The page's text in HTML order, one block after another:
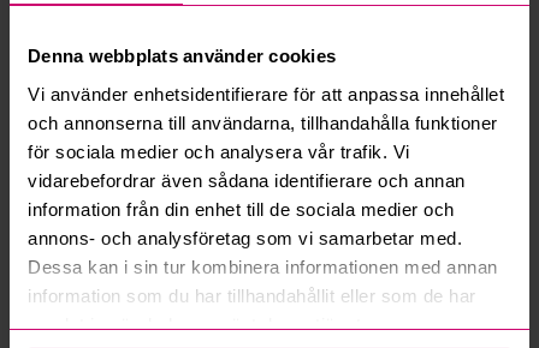
Denna webbplats använder cookies
Vi använder enhetsidentifierare för att anpassa innehållet
och annonserna till användarna, tillhandahålla funktioner
för sociala medier och analysera vår trafik. Vi
vidarebefordrar även sådana identifierare och annan
information från din enhet till de sociala medier och
annons- och analysföretag som vi samarbetar med.
Dessa kan i sin tur kombinera informationen med annan
information som du har tillhandahållit eller som de har
samlat in när du har använt deras tjänster.
Kan jag ångra ett bud?
Kan ni frakta mina vunna objekt?
Läs fler frågor och svar